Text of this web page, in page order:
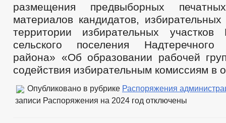
размещения предвыборных
материалов кандидатов,
территории избирательных участков
сельского поселения Надтеречного
района» «Об образовании рабочей
содействия избирательным комиссиям в
Опубликовано в рубрике Распоряжения
записи Распоряжения на 2024 год отключены